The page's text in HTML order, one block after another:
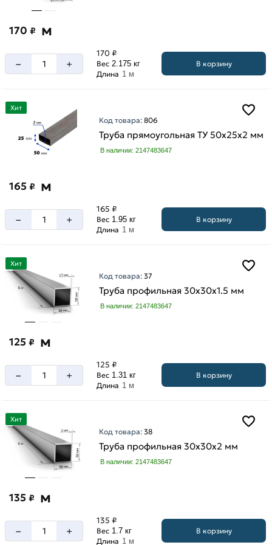
170 ₽ м
– +
170 ₽
Вес 2.175 кг
Длина 1 м
В корзину
Хит
Код товара:806
Труба прямоугольная ТУ 50х25х2 мм
В наличии: 2147483647
165 ₽ м
– +
165 ₽
Вес 1.95 кг
Длина 1 м
В корзину
Хит
Код товара:37
Труба профильная 30х30х1.5 мм
В наличии: 2147483647
125 ₽ м
– +
125 ₽
Вес 1.31 кг
Длина 1 м
В корзину
Хит
Код товара:38
Труба профильная 30х30х2 мм
В наличии: 2147483647
135 ₽ м
– +
135 ₽
Вес 1.7 кг
Длина 1 м
В корзину